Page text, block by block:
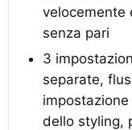
velocemente
senza pari
3
separate,
dello styling,